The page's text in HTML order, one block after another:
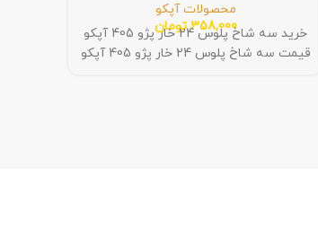
محصولات آپکو
358,000 تومان
خرید سه شاخ پلوس 24 خار پژو 405 آپکو
قیمت سه شاخ پلوس 24 خار پژو 405 آپکو